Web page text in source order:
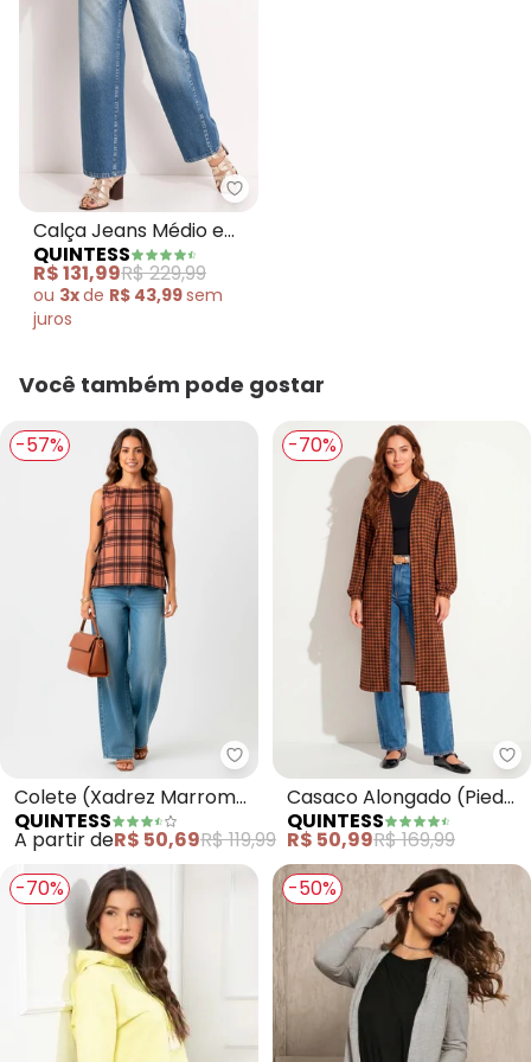
Quintess - Calça Jeans Médio
Calça Jeans Médio em
Jeans
QUINTESS
R$ 131,99R$ 229,99
ou 3xde R$ 43,99sem
juros
Você também pode gostar
-57%
Quintess - Colete (Xadrez
Colete (Xadrez Marrom)
em Malha
QUINTESS
A partir deR$ 50,69R$ 119,99
-70%
Casaco Alongado (Pied
de Poule)
QUINTESS
R$ 50,99R$ 169,99
-70%
-50%